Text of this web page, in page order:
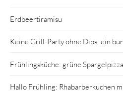
Erdbeertiramisu
Keine Grill-Party ohne Dips: ein
Frühlingsküche: grüne Spargelpizza
Hallo Frühling: Rhabarberkuchen